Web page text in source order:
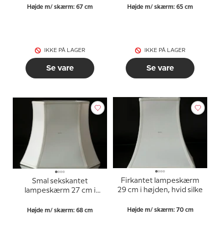
Højde m/ skærm: 67 cm
IKKE PÅ LAGER
Se vare
Højde m/ skærm: 65 cm
IKKE PÅ LAGER
Se vare
Smal sekskantet
lampeskærm 27 cm i
2. sortering - se
Højde m/ skærm: 68 cm
Firkantet lampeskærm
29 cm i højden, hvid silke
Højde m/ skærm: 70 cm